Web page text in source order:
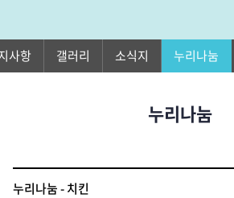
사항 갤러리 소식지 누리나눔
누리나눔
누리나눔 - 치킨